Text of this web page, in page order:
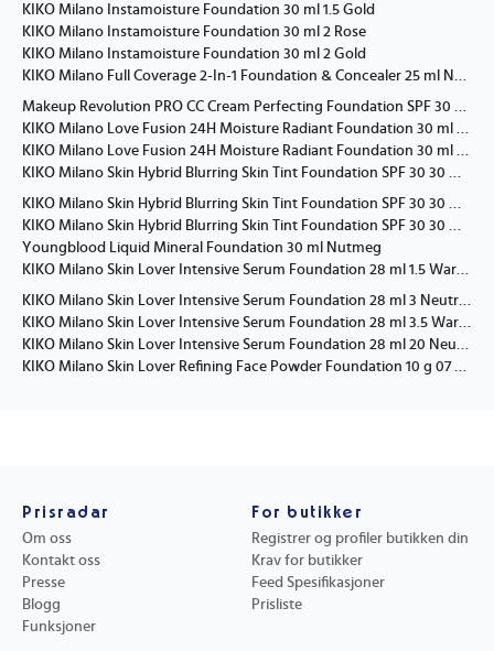
KIKO Milano Instamoisture Foundation 30 ml 1.5 Gold
KIKO Milano Instamoisture Foundation 30 ml 2 Rose
KIKO Milano Instamoisture Foundation 30 ml 2 Gold
Youngblood Liquid Mineral Foundation 30 ml Nutmeg
Prisradar
Om oss
Kontakt oss
Presse
Blogg
Funksjoner
For butikker
Registrer og profiler butikken din
Krav for butikker
Feed Spesifikasjoner
Prisliste